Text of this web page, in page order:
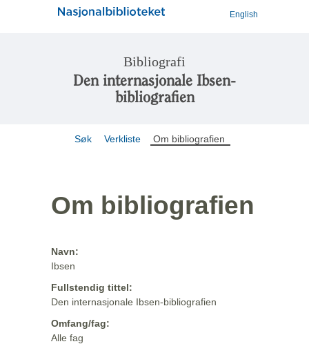
English
Bibliografi
Den internasjonale Ibsen-
bibliografien
Søk Verkliste Om bibliografien
Om bibliografien
Navn:
Ibsen
Fullstendig tittel:
Den internasjonale Ibsen-bibliografien
Omfang/fag:
Alle fag